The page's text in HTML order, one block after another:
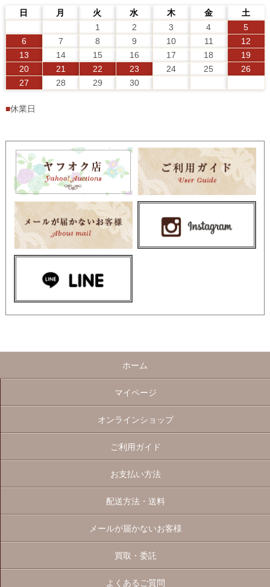
日
月 火 水 木 金
土
1
2 3 4
5
6
7 8 9 10 11
12
13
14 15 16 17 18
19
20
21 22 23 24 25
26
27
28 29 30
■休業日
ホーム
マイページ
オンラインショップ
ご利用ガイド
お支払い方法
配送方法・送料
メールが届かないお客様
買取・委託
よくあるご質問